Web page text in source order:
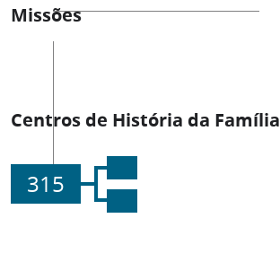
Missões
Centros de História da Família
315